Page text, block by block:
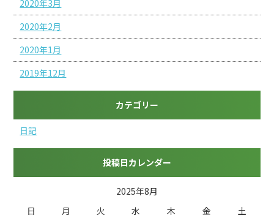
2020年3月
2020年2月
2020年1月
2019年12月
カテゴリー
日記
投稿日カレンダー
2025年8月
日
月 火 水 木 金 土